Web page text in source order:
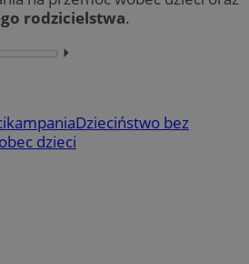
rodzicielstwa.
⏵︎
kampaniaDzieciństwo bez
dzieci